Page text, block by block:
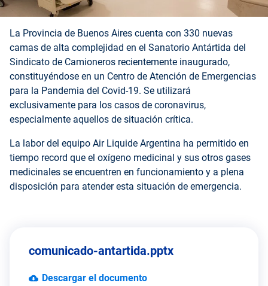
La Provincia de Buenos Aires cuenta con 330 nuevas
camas de alta complejidad en el Sanatorio Antártida del
Sindicato de Camioneros recientemente inaugurado,
constituyéndose en un Centro de Atención de Emergencias
para la Pandemia del Covid-19. Se utilizará
exclusivamente para los casos de coronavirus,
especialmente aquellos de situación crítica.
La labor del equipo Air Liquide Argentina ha permitido en
tiempo record que el oxígeno medicinal y sus otros gases
medicinales se encuentren en funcionamiento y a plena
disposición para atender esta situación de emergencia.
comunicado-antartida.pptx
Descargar el documento